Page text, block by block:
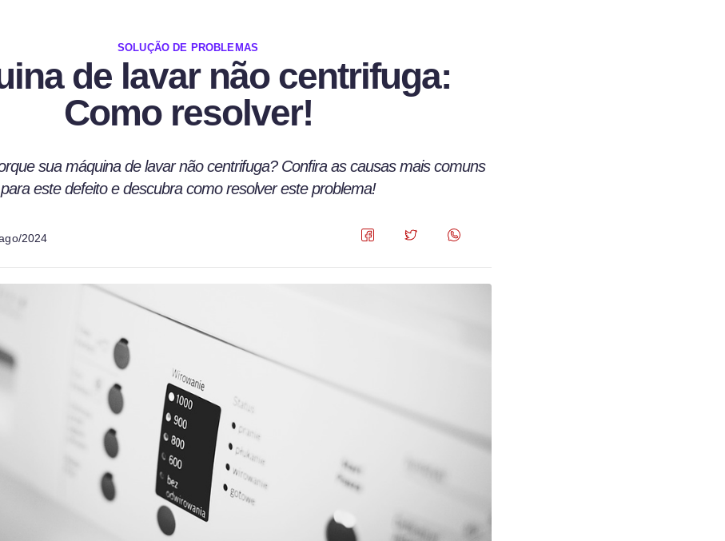
SOLUÇÃO DE PROBLEMAS
de lavar não centrifuga:
Como resolver!
sua máquina de lavar não centrifuga? Confira as causas mais comuns
para este defeito e descubra como resolver este problema!
2024